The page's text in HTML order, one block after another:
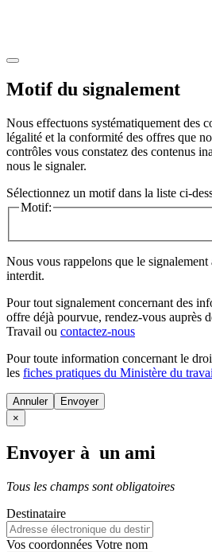
Motif du signalement
Nous effectuons systématiquement des
légalité et la conformité des offres que
contrôles vous constatez des contenus
nous le signaler.
Sélectionnez un motif dans la liste ci-
Motif:
Nous vous rappelons que le signalement
interdit.
Pour tout signalement concernant des
offre déjà pourvue, rendez-vous auprès
Travail ou contactez-nous
Pour toute information concernant le
les fiches pratiques du Ministère du
Annuler
×
Envoyer à un ami
Tous les champs sont obligatoires
Destinataire
Vos coordonnées Votre nom